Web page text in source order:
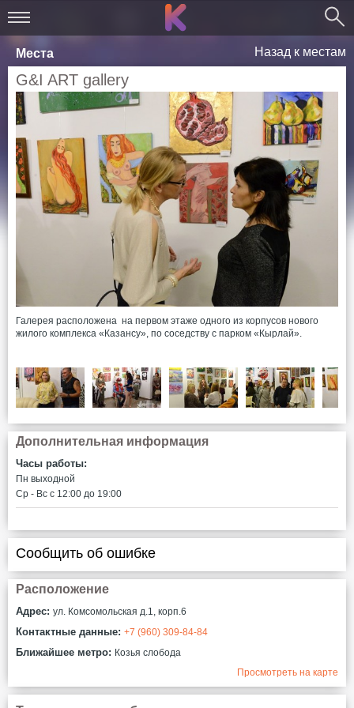
Места Назад к местам
G&I ART gallery
Галерея расположена на первом этаже одного из корпусов нового
жилого комплекса «Казансу», по соседству с парком «Кырлай».
Дополнительная информация
Часы работы:
Пн выходной
Ср - Вс c 12:00 до 19:00
Сообщить об ошибке
Расположение
Адрес: ул. Комсомольская д.1, корп.6
Контактные данные: +7 (960) 309-84-84
Ближайшее метро: Козья слобода
Просмотреть на карте